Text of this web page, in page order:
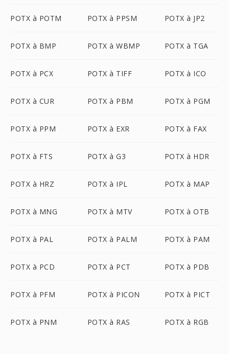
POTX à POTM POTX à PPSM POTX à JP2
POTX à BMP POTX à WBMP POTX à TGA
POTX à PCX POTX à TIFF POTX à ICO
POTX à CUR POTX à PBM POTX à PGM
POTX à PPM POTX à EXR POTX à FAX
POTX à FTS POTX à G3 POTX à HDR
POTX à HRZ POTX à IPL POTX à MAP
POTX à MNG POTX à MTV POTX à OTB
POTX à PAL POTX à PALM POTX à PAM
POTX à PCD POTX à PCT POTX à PDB
POTX à PFM POTX à PICON POTX à PICT
POTX à PNM POTX à RAS POTX à RGB